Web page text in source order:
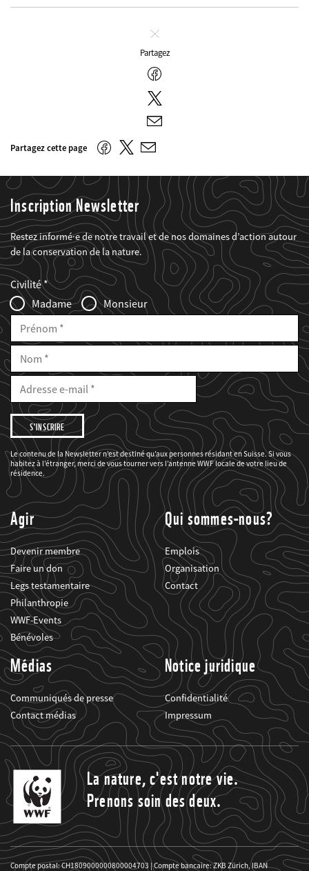
Fermer
Partagez
Facebook
Twitter
E-
mail
Partagez cette page FacebookTwitter
E-
Inscription Newsletter
Restez informé·e de notre travail et de nos domaines d’action autour
de la conservation de la nature.
Web2Case
Infofelder
Fieldset
anrede_name
Civilité
Madame
Monsieur
Prénom
Nom
E-
Mail
Adresse
mail
Je
souhaite
être
informé(e)
des
projets
du
WWF.
Le contenu de la Newsletter n’est destiné qu’aux personnes résidant en Suisse. Si vous
habitez à l’étranger, merci de vous tourner vers l’antenne WWF locale de votre lieu de
résidence.
Agir
Devenir membre
Faire un don
Legs testamentaire
Philanthropie
WWF-Events
Bénévoles
Qui sommes-nous?
Emplois
Organisation
Contact
Médias
Communiqués de presse
Contact médias
Notice juridique
Confidentialité
Impressum
La nature, c'est notre vie.
Prenons soin des deux.
Compte postal: CH1809000000800004703 | Compte bancaire: ZKB Zürich, IBAN